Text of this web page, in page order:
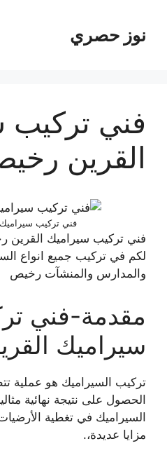
المحتوىنوز حصري
فني تركيب
القرين
فني تركيب
فني تركيب سيراميك
لكم في تركيب جميع انواع
والمدارس والمنشآت رخيص
مقدمة-فني
سيراميك
تركيب السيراميك هو عملية
الحصول على نتيجة نهائية
السيراميك في تغطية
مزايا عديدة،.